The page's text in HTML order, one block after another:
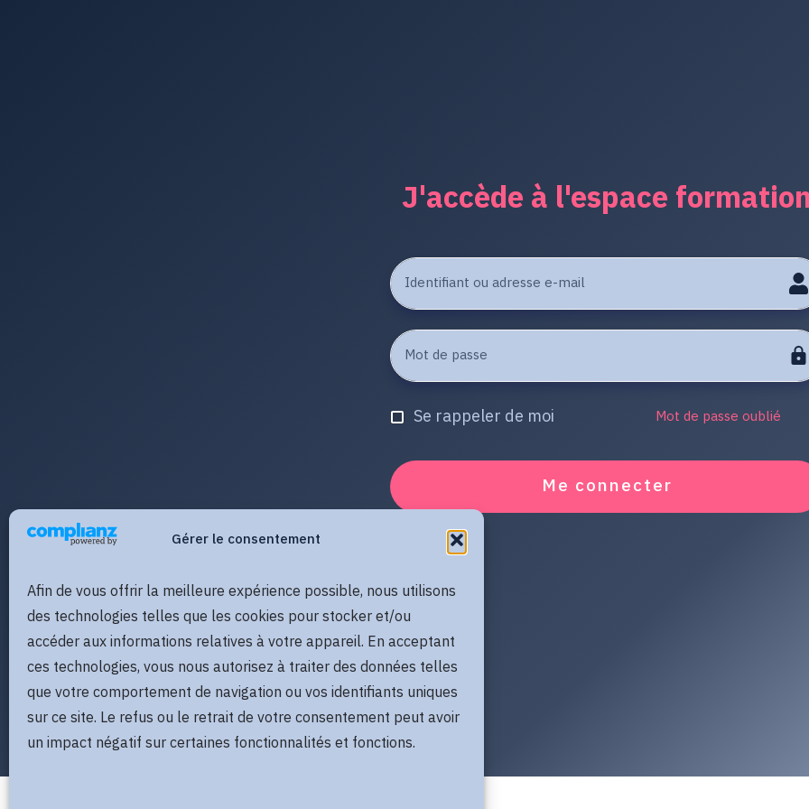
Gérer le consentement
Afin de vous offrir la meilleure expérience possible, nous utilisons
des technologies telles que les cookies pour stocker et/ou
accéder aux informations relatives à votre appareil. En acceptant
ces technologies, vous nous autorisez à traiter des données telles
que votre comportement de navigation ou vos identifiants uniques
sur ce site. Le refus ou le retrait de votre consentement peut avoir
un impact négatif sur certaines fonctionnalités et fonctions.
J'accède à l'espace
Se rappeler de moi Mot de passe oublié
Me connecter